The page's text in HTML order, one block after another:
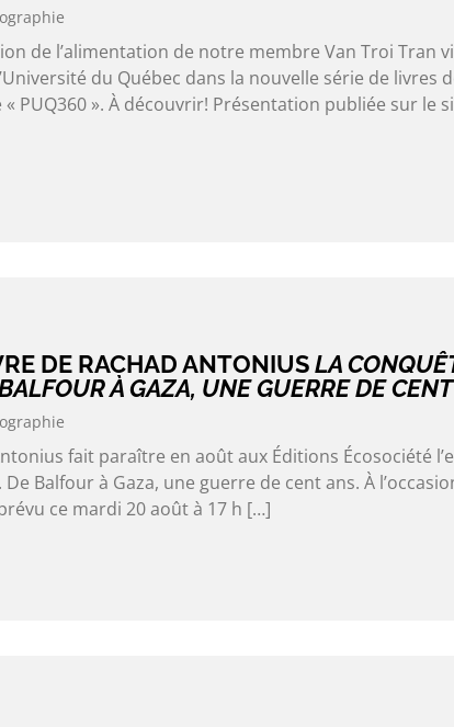
de l’alimentation de notre membre Van Troi Tran
du Québec dans la nouvelle série de livres
PUQ360 ». À découvrir! Présentation publiée sur le
DE RACHAD ANTONIUSLA
À GAZA, UNE GUERRE DE
fait paraître en août aux Éditions Écosociété
Balfour à Gaza, une guerre de cent ans. À
ce mardi 20 août à 17 h […]